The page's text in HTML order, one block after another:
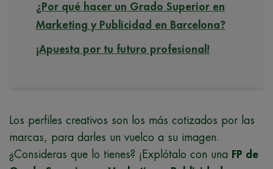
¿Por qué hacer un Grado Superior en
Marketing y Publicidad en Barcelona?
¡Apuesta por tu futuro profesional!
Los perfiles creativos son los más cotizados por las
marcas, para darles un vuelco a su imagen.
¿Consideras que lo tienes? ¡Explótalo con una FP de